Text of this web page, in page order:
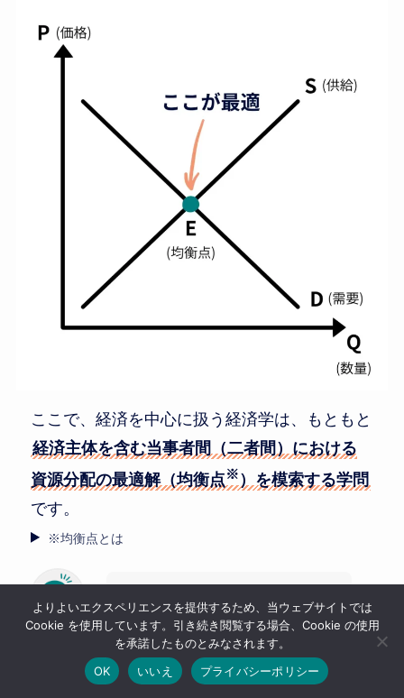
ここで、経済を中心に扱う経済学は、もともと
経済主体を含む当事者間（二者間）における
資源分配の最適解（均衡点※）を模索する学問
です。
※均衡点とは
Tokky(とっき
そして、外部と内部双方の環
境 ※などの変化に伴って、最適
解とされる均衡点も変化しま
す。
よりよいエクスペリエンスを提供するため、当ウェブサイトでは
Cookie を使用しています。引き続き閲覧する場合、Cookie の使用
を承諾したものとみなされます。
OK
いいえ プライバシーポリシー